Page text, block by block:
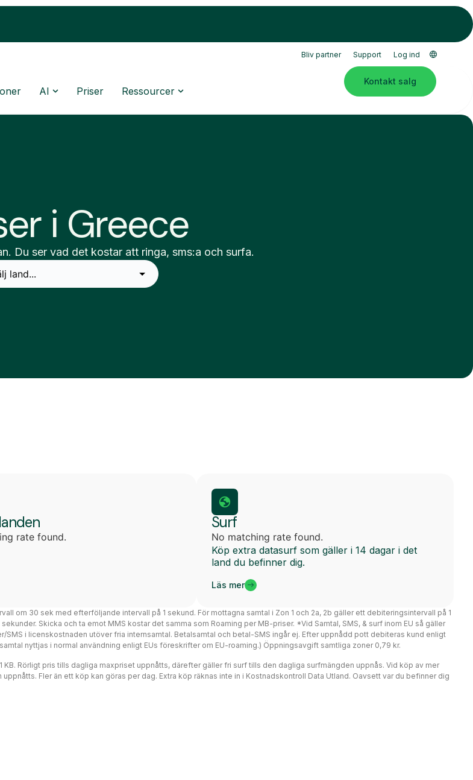
Bliv partner Support Log ind
AI Priser Ressourcer
Kontakt salg
i Greece
Du ser vad det kostar att ringa, sms:a och surfa.
rate found.
Surf
No matching rate found.
Köp extra datasurf som gäller i 14 dagar i det
land du befinner dig.
Läs mer
om 30 sek med efterföljande intervall på 1 sekund. För mottagna samtal i Zon 1 och 2a, 2b gäller ett debiteringsintervall på 1
Skicka och ta emot MMS kostar det samma som Roaming per MB-priser. *Vid Samtal, SMS, & surf inom EU så gäller
i licenskostnaden utöver fria internsamtal. Betalsamtal och betal-SMS ingår ej. Efter uppnådd pott debiteras kund enligt
nyttjas i normal användning enligt EUs föreskrifter om EU-roaming.) Öppningsavgift samtliga zoner 0,79 kr.
Rörligt pris tills dagliga maxpriset uppnåtts, därefter gäller fri surf tills den dagliga surfmängden uppnås. Vid köp av mer
Fler än ett köp kan göras per dag. Extra köp räknas inte in i Kostnadskontroll Data Utland. Oavsett var du befinner dig